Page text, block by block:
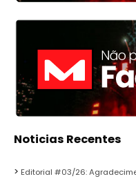
Noticias Recentes
Editorial #03/26: